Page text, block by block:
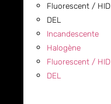
Fluorescent / HID
DEL
Incandescente
Halogène
Fluorescent / HID
DEL